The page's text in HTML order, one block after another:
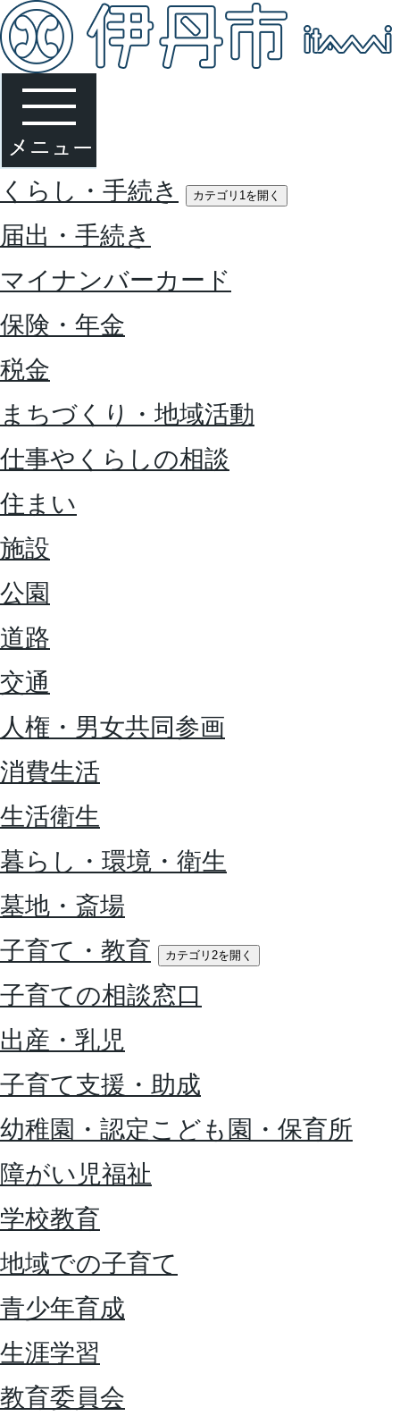
くらし・手続き カテゴリ1を開く
届出・手続き
マイナンバーカード
保険・年金
税金
まちづくり・地域活動
仕事やくらしの相談
住まい
施設
公園
道路
交通
人権・男女共同参画
消費生活
生活衛生
暮らし・環境・衛生
墓地・斎場
子育て・教育
カテゴリ2を開く
子育ての相談窓口
出産・乳児
子育て支援・助成
幼稚園・認定こども園・保育所
障がい児福祉
学校教育
地域での子育て
青少年育成
生涯学習
教育委員会